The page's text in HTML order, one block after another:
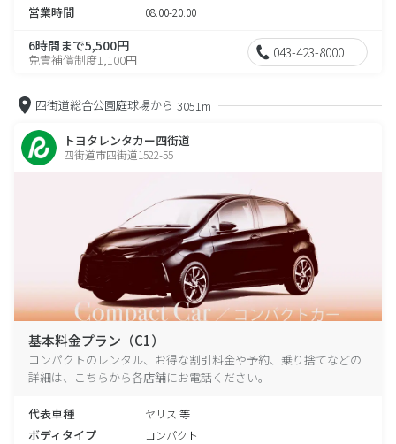
営業時間 08:00-20:00
6時間まで5,500円
免責補償制度1,100円 043-423-8000
四街道総合公園庭球場から 3051m
トヨタレンタカー四街道
四街道市四街道1522-55
基本料金プラン（C1）
コンパクトのレンタル、お得な割引料金や予約、乗り捨てなどの
詳細は、こちらから各店舗にお電話ください。
代表車種 ヤリス 等
ボディタイプ コンパクト